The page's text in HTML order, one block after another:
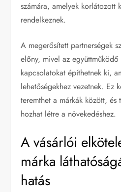
számára, amelyek korlátozott
rendelkeznek.
A megerősített partnerségek
előny, mivel az
kapcsolatokat építhetnek ki,
lehetőségekhez vezetnek. Ez
teremthet a márkák között,
hozhat létre a növekedéshez.
A vásárlói
márka
hatás